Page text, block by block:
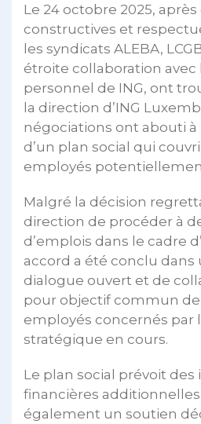
Le 24 octobre 2025,
constructives et
les syndicats ALEBA,
étroite collaboration avec
personnel de ING, ont
la direction d’ING
négociations ont abouti
d’un plan social qui
employés
Malgré la décision
direction de procéder à
d’emplois dans le cadre
accord a été conclu dans
dialogue ouvert et de
pour objectif commun
employés concernés par
stratégique en cours.
Le plan social prévoit
financières
également un soutien